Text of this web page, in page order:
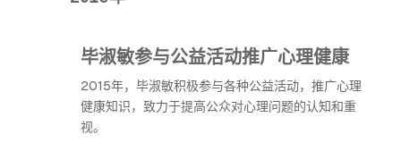
毕淑敏参与公益活动推广心理健康
2015年，毕淑敏积极参与各种公益活动，推广心理
健康知识，致力于提高公众对心理问题的认知和重
视。